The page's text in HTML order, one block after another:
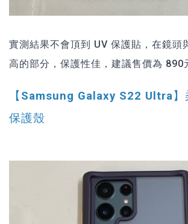
實測結果不會頂到 UV 保護貼，在鏡頭
高的部分，保護性佳，建議售價為 890
【Samsung Galaxy S22 Ultra
保護殼